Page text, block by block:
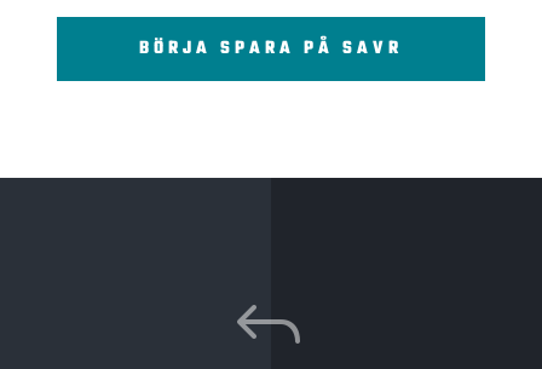
BÖRJA SPARA PÅ SAVR
J